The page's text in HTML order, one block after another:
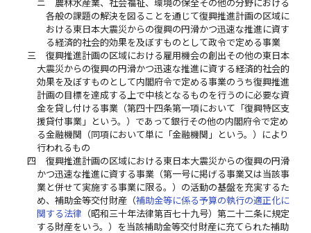
ニ
農林水産業、社会福祉、環境の保全その他の分野における
各般の課題の解決を図ることを通じて復興推進計画の区域に
おける東日本大震災からの復興の円滑かつ迅速な推進に資す
る経済的社会的効果を及ぼすものとして政令で定める事業
三
復興推進計画の区域における雇用機会の創出その他の東日本
大震災からの復興の円滑かつ迅速な推進に資する経済的社会的
効果を及ぼすものとして内閣府令で定める事業のうち復興推進
計画の目標を達成する上で中核となるものを行うのに必要な資
金を貸し付ける事業（第四十四条第一項において「復興特区支
援貸付事業」という。）であって銀行その他の内閣府令で定め
る金融機関（同項において単に「金融機関」という。）により
行われるもの
四
復興推進計画の区域における東日本大震災からの復興の円滑
かつ迅速な推進に資する事業（第一号に掲げる事業又は当該事
業と併せて実施する事業に限る。）の活動の基盤を充実するた
め、補助金等交付財産（補助金等に係る予算の執行の適正化に
関する法律 （昭和三十年法律第百七十九号）第二十二条に規定
する財産をいう。）を当該補助金等交付財産に充てられた補助